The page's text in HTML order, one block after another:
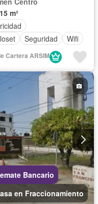
m²
Seguridad Wifi
Cartera ARSIM
Bancario
en Fraccionamiento